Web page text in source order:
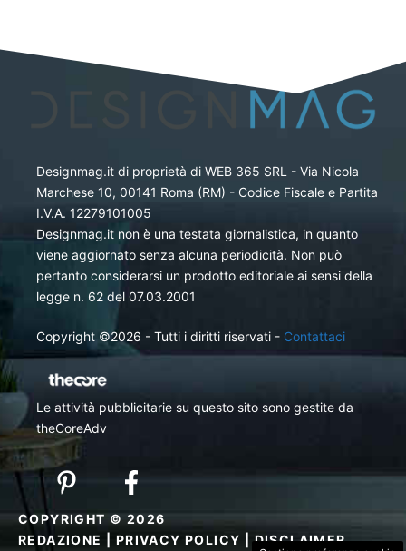
Designmag.it di proprietà di WEB 365 SRL - Via Nicola
Marchese 10, 00141 Roma (RM) - Codice Fiscale e Partita
I.V.A. 12279101005
Designmag.it non è una testata giornalistica, in quanto
viene aggiornato senza alcuna periodicità. Non può
pertanto considerarsi un prodotto editoriale ai sensi della
legge n. 62 del 07.03.2001
Copyright ©2026 - Tutti i diritti riservati - Contattaci
Le attività pubblicitarie su questo sito sono gestite da
theCoreAdv
COPYRIGHT © 2026
REDAZIONE
PRIVACY POLICY |DISCLAIMER